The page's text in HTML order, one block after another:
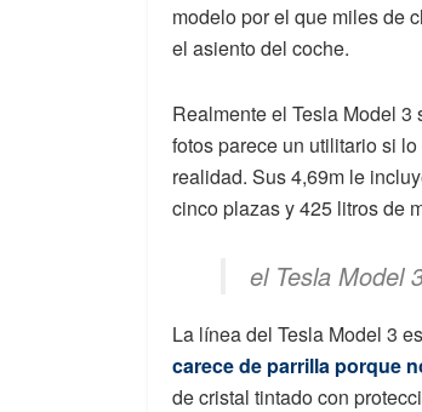
modelo por el que miles de
el asiento del coche.
Realmente el Tesla Model
fotos parece un utilitario si
realidad. Sus 4,69m le
cinco plazas y 425 litros de
el Tesla Model
La línea del Tesla Model 3
carece de parrilla porque
de cristal tintado con